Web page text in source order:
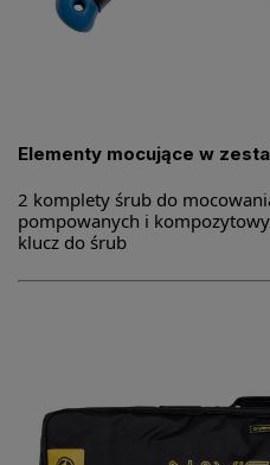
Elementy mocujące w
2 komplety śrub do
pompowanych i
klucz do śrub